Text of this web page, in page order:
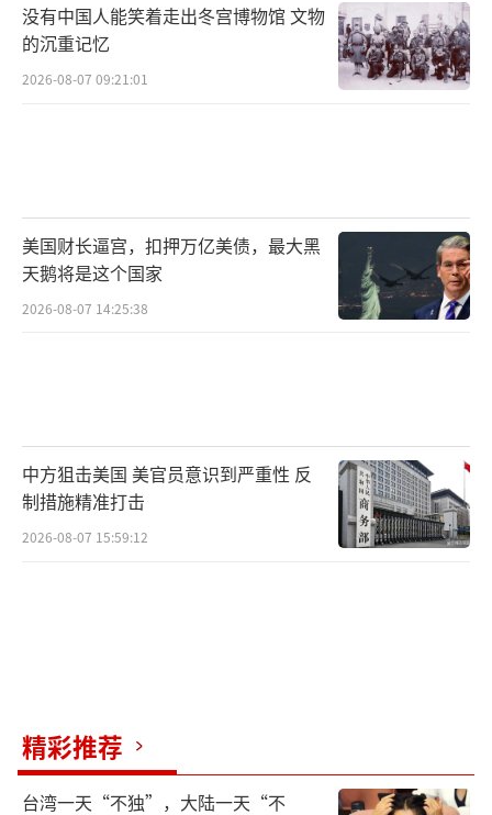
没有中国人能笑着走出冬宫博物馆 文物
的沉重记忆
2026-08-07 09:21:01
美国财长逼宫，扣押万亿美债，最大黑
天鹅将是这个国家
2026-08-07 14:25:38
中方狙击美国 美官员意识到严重性 反
制措施精准打击
2026-08-07 15:59:12
精彩推荐
台湾一天“不独”，大陆一天“不